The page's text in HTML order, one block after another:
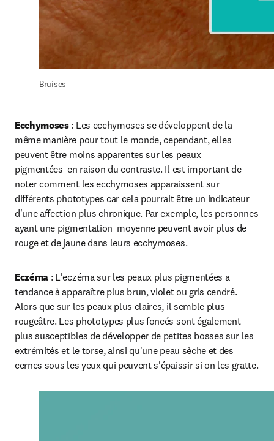
Bruises
Ecchymoses : Les ecchymoses se développent de la
même manière pour tout le monde, cependant, elles
peuvent être moins apparentes sur les peaux
pigmentées  en raison du contraste. Il est important de
noter comment les ecchymoses apparaissent sur
différents phototypes car cela pourrait être un indicateur
d'une affection plus chronique. Par exemple, les personnes
ayant une pigmentation  moyenne peuvent avoir plus de
rouge et de jaune dans leurs ecchymoses.
Eczéma : L'eczéma sur les peaux plus pigmentées a
tendance à apparaître plus brun, violet ou gris cendré.
Alors que sur les peaux plus claires, il semble plus
rougeâtre. Les phototypes plus foncés sont également
plus susceptibles de développer de petites bosses sur les
extrémités et le torse, ainsi qu'une peau sèche et des
cernes sous les yeux qui peuvent s'épaissir si on les gratte.